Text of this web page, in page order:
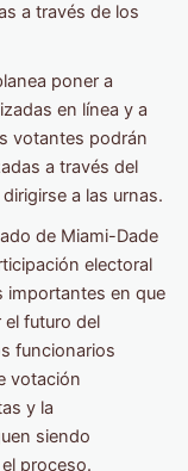
a través de los
poner a
en línea y a
votantes podrán
a través del
a las urnas.
de Miami-Dade
electoral
importantes en que
futuro del
funcionarios
votación
y la
siendo
proceso.